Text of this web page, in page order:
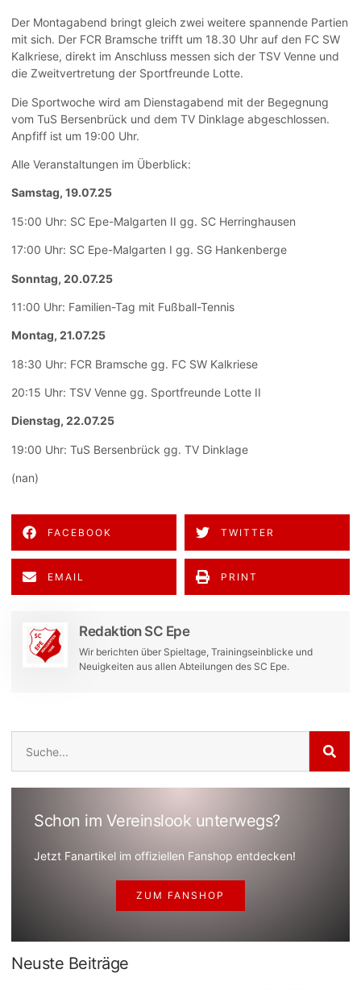
Der Montagabend bringt gleich zwei weitere spannende Partien
mit sich. Der FCR Bramsche trifft um 18.30 Uhr auf den FC SW
Kalkriese, direkt im Anschluss messen sich der TSV Venne und
die Zweitvertretung der Sportfreunde Lotte.
Die Sportwoche wird am Dienstagabend mit der Begegnung
vom TuS Bersenbrück und dem TV Dinklage abgeschlossen.
Anpfiff ist um 19:00 Uhr.
Alle Veranstaltungen im Überblick:
Samstag, 19.07.25
15:00 Uhr: SC Epe-Malgarten II gg. SC Herringhausen
17:00 Uhr: SC Epe-Malgarten I gg. SG Hankenberge
Sonntag, 20.07.25
11:00 Uhr: Familien-Tag mit Fußball-Tennis
Montag, 21.07.25
18:30 Uhr: FCR Bramsche gg. FC SW Kalkriese
20:15 Uhr: TSV Venne gg. Sportfreunde Lotte II
Dienstag, 22.07.25
19:00 Uhr: TuS Bersenbrück gg. TV Dinklage
(nan)
FACEBOOK TWITTER
EMAIL PRINT
Redaktion SC Epe
Wir berichten über Spieltage, Trainingseinblicke und
Neuigkeiten aus allen Abteilungen des SC Epe.
Schon im Vereinslook unterwegs?
Jetzt Fanartikel im offiziellen Fanshop entdecken!
ZUM FANSHOP
Neuste Beiträge